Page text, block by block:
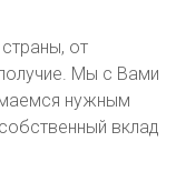
от
Мы с Вами
нужным
вклад